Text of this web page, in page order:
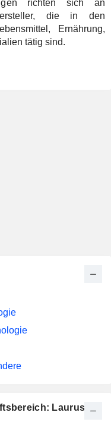
richten sich an
die in den
Ernährung,
tätig sind.
Laurus